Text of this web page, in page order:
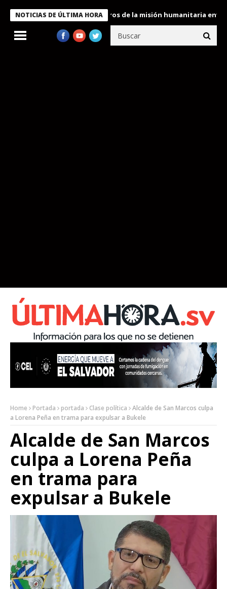
NOTICIAS DE ÚLTIMA HORA
condecora a miembros de la misión humanitaria enviada a
Home Portada portada Clase política
Alcalde de San Marcos culpa
a Lorena Peña en trama para expulsar a Bukele
Alcalde de San Marcos
culpa a Lorena Peña
en trama para
expulsar a Bukele